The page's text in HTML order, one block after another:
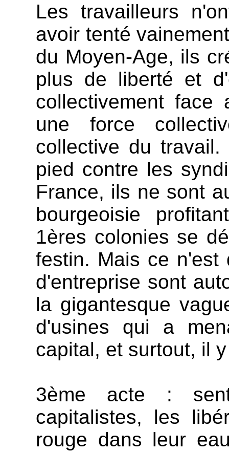
Les travailleurs
avoir tenté
du Moyen-Age, ils
plus de liberté et
collectivement face
une force
collective du
pied contre les
France, ils ne sont
bourgeoisie
1ères colonies se
festin. Mais ce n'est
d'entreprise sont
la gigantesque
d'usines qui a
capital, et surtout, il
3ème acte :
capitalistes, les
rouge dans leur